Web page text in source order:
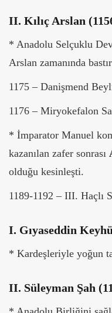
II. Kılıç Arslan
* Anadolu Selçuklu
Arslan zamanında
1175 – Danişmend
1176 – Miryokefalon
* İmparator Manuel
kazanılan zafer sonrası
olduğu kesinleşti.
1189-1192 – III. Haçlı
I. Gıyaseddin
* Kardeşleriyle yoğun
II. Süleyman Şah